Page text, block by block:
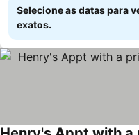
Selecione as datas para
exatos.